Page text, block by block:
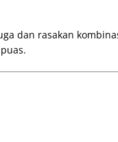
dan rasakan